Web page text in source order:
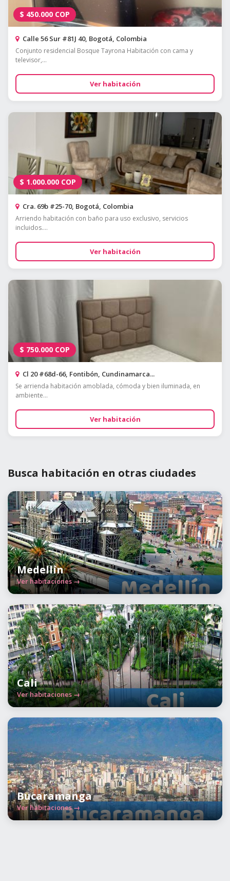
$ 450.000 COP
Calle 56 Sur #81J 40, Bogotá, Colombia
Conjunto residencial Bosque Tayrona Habitación con cama y
televisor,...
Ver habitación
$ 1.000.000 COP
Cra. 69b #25-70, Bogotá, Colombia
Arriendo habitación con baño para uso exclusivo, servicios
incluidos....
Ver habitación
$ 750.000 COP
Cl 20 #68d-66, Fontibón, Cundinamarca...
Se arrienda habitación amoblada, cómoda y bien iluminada, en
ambiente...
Ver habitación
Busca habitación en otras ciudades
Medellín
Ver habitaciones →
Cali
Ver habitaciones →
Bucaramanga
Ver habitaciones →